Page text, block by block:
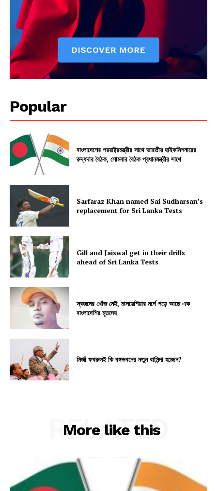
Popular
বাংলাদেশের পররাষ্ট্রমন্ত্রীর সাথে ভারতীয় হাইকমিশনারের
রুদ্ধদার বৈঠক, সোমবার বৈঠক প্রধানমন্ত্রীর সাথে
Sarfaraz Khan named Sai Sudharsan’s
replacement for Sri Lanka Tests
Gill and Jaiswal get in their drills
ahead of Sri Lanka Tests
স্বজনের খোঁজ নেই, মালয়েশিয়ার মর্গে পড়ে আছে এক
বাংলাদেশির মৃতদেহ
মির্জা ফখরুলই কি বঙ্গভবনের নতুন বাসিন্দা হচ্ছেন?
More like this
RELATED